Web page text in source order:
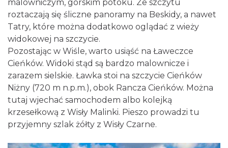
malowniczym, górskim potoku. Ze szczytu
roztaczają się śliczne panoramy na Beskidy, a nawet
Tatry, które można dodatkowo oglądać z wieży
widokowej na szczycie.
Pozostając w Wiśle, warto usiąść na Ławeczce
Cieńków. Widoki stąd są bardzo malownicze i
zarazem sielskie. Ławka stoi na szczycie Cieńków
Niżny (720 m n.p.m.), obok Rancza Cieńków. Można
tutaj wjechać samochodem albo kolejką
krzesełkową z Wisły Malinki. Pieszo prowadzi tu
przyjemny szlak żółty z Wisły Czarne.